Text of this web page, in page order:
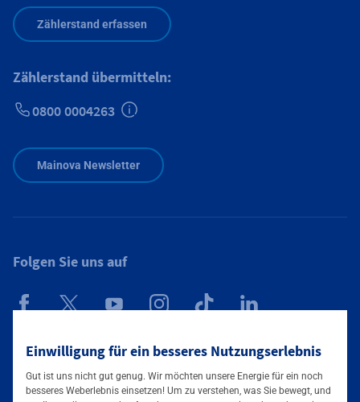
Einwilligung für ein besseres Nutzungserlebnis
Gut ist uns nicht gut genug. Wir möchten unsere Energie für ein noch
besseres Weberlebnis einsetzen! Um zu verstehen, was Sie bewegt, und
Zählerstand erfassen
Zählerstand übermitteln:
0800 0004263
Mainova Newsletter
Folgen Sie uns auf
Mainova App